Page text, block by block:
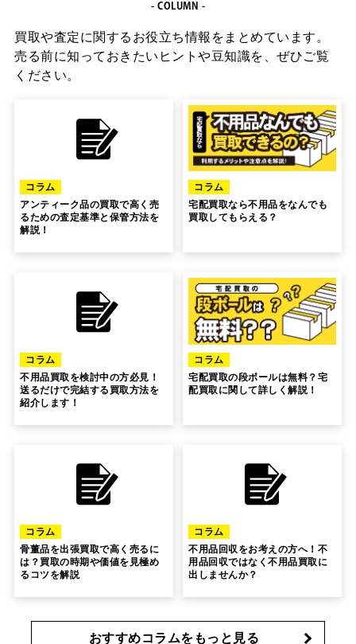
- COLUMN -
買取や査定に関するお役立ち情報をまとめています。
売る前に知っておきたいヒントや豆知識を、ぜひご覧
ください。
コラム
アンティーク品の買取で高く売
るための査定基準と保管方法を
解説！
コラム
宅配買取なら不用品をなんでも
買取してもらえる？
コラム
不用品買取を検討中の方必見！
送るだけで完結する買取方法を
紹介します！
コラム
宅配買取の段ボールは無料？宅
配買取に関して詳しく解説！
コラム
骨董品を出張買取で高く売るに
は？買取の時期や価値を見極め
るコツを解説
コラム
不用品回収をお考えの方へ！不
用品回収ではなく不用品買取に
出しませんか？
おすすめコラムをもっと見る